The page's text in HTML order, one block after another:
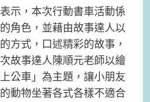
示，本次行動書車活動係
角色，並藉由故事達人以
方式，口述精彩的故事，
故事達人陳順元老師以繪
公車」為主題，讓小朋友
動物坐著各式各樣不適合